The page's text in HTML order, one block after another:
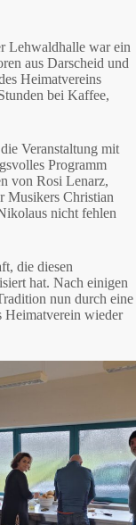
Lehwaldhalle war ein
aus Darscheid und
Heimatvereins
bei Kaffee,
Veranstaltung mit
Programm
von Rosi Lenarz,
Musikers Christian
nicht fehlen
die diesen
hat. Nach einigen
nun durch eine
Heimatverein wieder